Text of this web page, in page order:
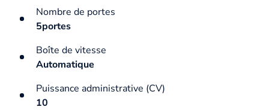
Nombre de portes
5portes
Boîte de vitesse
Automatique
Puissance administrative (CV)
10